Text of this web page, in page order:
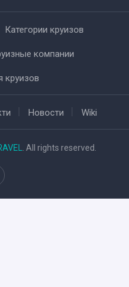
Категории круизов
компании
круизов
Новости Wiki
. All rights reserved.